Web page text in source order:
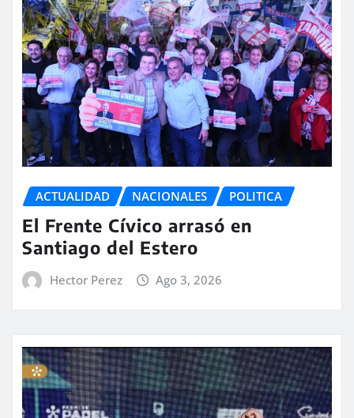
ACTUALIDAD NACIONALES POLITICA
El Frente Cívico arrasó en
Santiago del Estero
Hector Perez Ago 3, 2026